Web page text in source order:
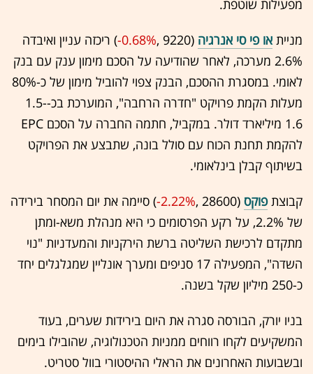
מפעילות שוטפת.
מנייתאו פי סי אנרגיה (9220 ,‎
-0.68%‏) ריכזה עניין ואיבדה
2.6% מערכה, לאחר שהודיעה על הסכם מימון ענק עם בנק
לאומי. במסגרת ההסכם, הבנק צפוי להוביל מימון של כ-80%
מעלות הקמת פרויקט "חדרה הרחבה", המוערכת בכ-1.5-
1.6 מיליארד דולר. במקביל, חתמה החברה על הסכם EPC
להקמת תחנת הכוח עם סולל בונה, שתבצע את הפרויקט
בשיתוף קבלן בינלאומי.
קבוצתפוקס (28600 ,‎
-2.22%‏) סיימה את יום המסחר בירידה
של 2.2%, על רקע הפרסומים כי היא מנהלת משא-ומתן
מתקדם לרכישת השליטה ברשת הירקניות והמעדניות "נוי
השדה", המפעילה 17 סניפים ומערך אונליין שמגלגלים יחד
כ-250 מיליון שקל בשנה.
בניו יורק, הבורסה סגרה את היום בירידות שערים, בעוד
המשקיעים לקחו רווחים ממניות הטכנולוגיה, שהובילו בימים
ובשבועות האחרונים את הראלי ההיסטורי בוול סטריט.